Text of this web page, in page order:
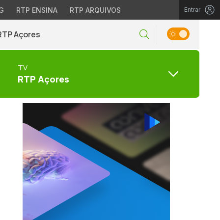
RTP ENSINA RTP ARQUIVOS Entrar
Açores
TV
RTP Açores